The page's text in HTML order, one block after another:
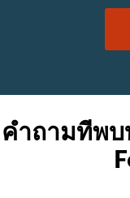
คำถามที่พบ